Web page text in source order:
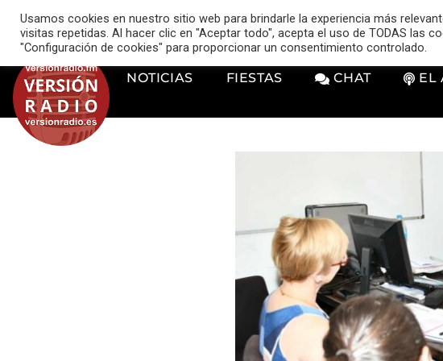
music_note VERSIÓN RADIO
NOTICIAS FIESTAS CHAT EL
Usamos cookies en nuestro sitio web para brindarle la experiencia más
visitas repetidas. Al hacer clic en "Aceptar todo", acepta el uso de TODAS las
"Configuración de cookies" para proporcionar un consentimiento controlado.